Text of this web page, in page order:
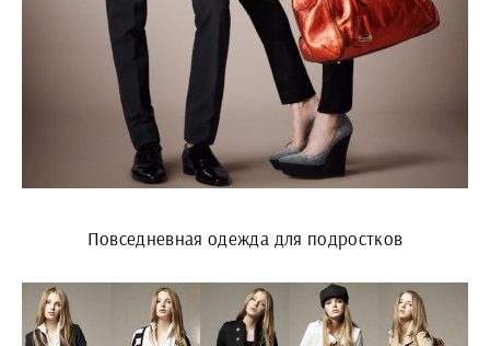
Повседневная одежда для подростков